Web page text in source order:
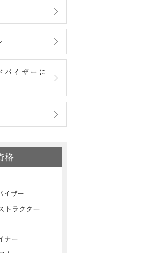
バイザーに
格
イザー
トラクター
ナー